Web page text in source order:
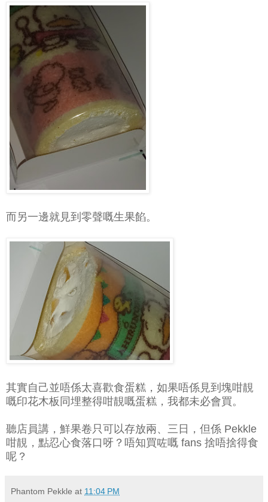
而另一邊就見到零聲嘅生果餡。
其實自己並唔係太喜歡食蛋糕，如果唔係見到塊咁靚
嘅印花木板同埋整得咁靚嘅蛋糕，我都未必會買。
聽店員講，鮮果卷只可以存放兩、三日，但係 Pekkle
咁靚，點忍心食落口呀？唔知買咗嘅 fans 捨唔捨得食
呢？
Phantom Pekkle at 11:04 PM